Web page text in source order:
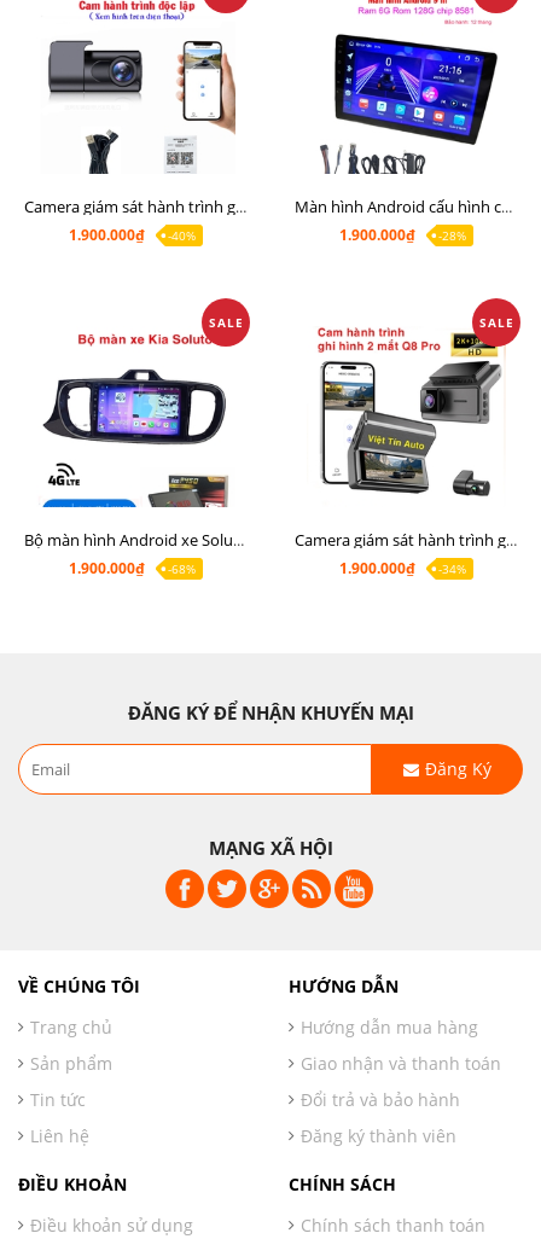
Camera giám sát hành trình giá rẻ, cam hành trình cho màn Android, cam hành trình kết nối điện thoại
1.900.000₫
-40%
Màn hình Android cấu hình cao Ram 6G Rom 128G chip 8 nhân 8581
1.900.000₫
-28%
SALE
Bộ màn hình Android xe Soluto, mặt dưỡng lắp màn hình Soluto kèm rắc zin
1.900.000₫
-68%
SALE
Camera giám sát hành trình ghi hình 2 mắt Q8 Pro độ phân giải 2K +1080P
1.900.000₫
-34%
ĐĂNG KÝ ĐỂ NHẬN KHUYẾN MẠI
Đăng Ký
MẠNG XÃ HỘI
VỀ CHÚNG TÔI
Trang chủ
Sản phẩm
Tin tức
Liên hệ
HƯỚNG DẪN
Hướng dẫn mua hàng
Giao nhận và thanh toán
Đổi trả và bảo hành
Đăng ký thành viên
ĐIỀU KHOẢN
Điều khoản sử dụng
CHÍNH SÁCH
Chính sách thanh toán